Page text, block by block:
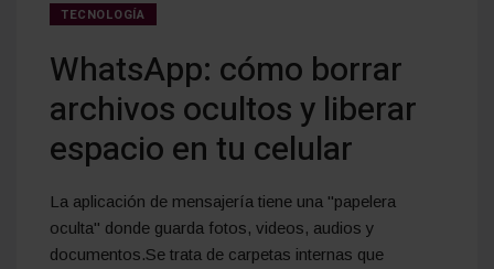
TECNOLOGÍA
WhatsApp: cómo borrar
archivos ocultos y liberar
espacio en tu celular
La aplicación de mensajería tiene una "papelera
oculta" donde guarda fotos, videos, audios y
documentos.Se trata de carpetas internas que